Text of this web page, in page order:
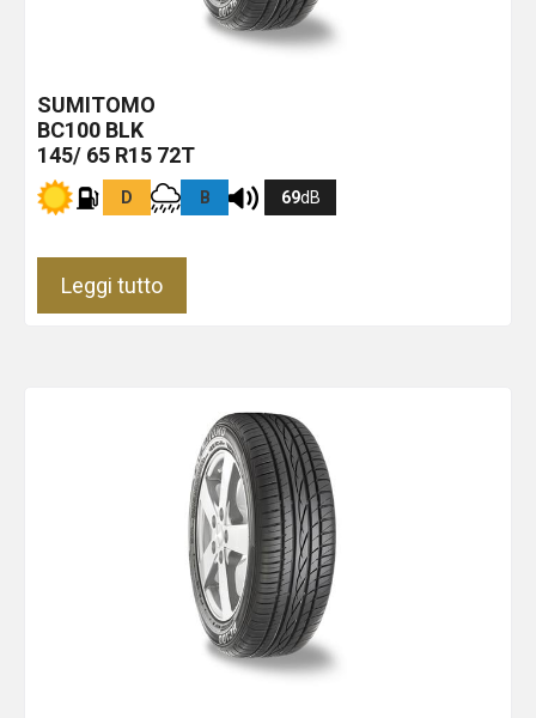
SUMITOMO
BC100 BLK
145/ 65 R15 72T
D B 69dB
Leggi tutto